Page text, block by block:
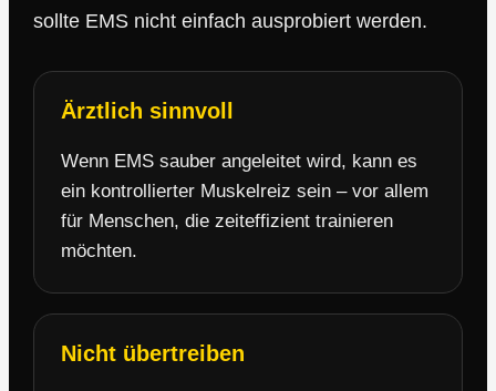
sollte EMS nicht einfach ausprobiert werden.
Ärztlich sinnvoll
Wenn EMS sauber angeleitet wird, kann es
ein kontrollierter Muskelreiz sein – vor allem
für Menschen, die zeiteffizient trainieren
möchten.
Nicht übertreiben